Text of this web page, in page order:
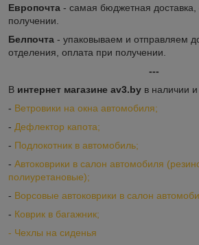
Европочта - самая бюджетная доставка,
получении.
Белпочта - упаковываем и отправляем
отделения, оплата при получении.
---
В интернет магазине av3.by в наличии и
- Ветровики на окна автомобиля;
- Дефлектор капота;
- Подлокотник в автомобиль;
- Автоковрики в салон автомобиля
полиуретановые);
- Ворсовые автоковрики в салон
- Коврик в багажник;
- Чехлы на сиденья